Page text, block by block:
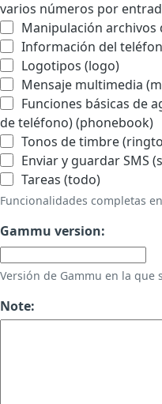
varios números por
Manipulación archivos
Información del
Logotipos (logo)
Mensaje multimedia
Funciones básicas de
de teléfono) (phonebook)
Tonos de timbre
Enviar y guardar SMS
Tareas (todo)
Funcionalidades completas
Gammu version:
Versión de Gammu en la que
Note: